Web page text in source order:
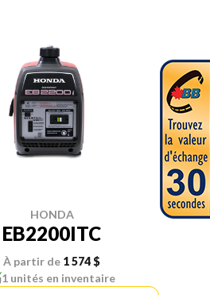
HONDA
EB2200ITC
À partir de 1 574 $
1 unités en inventaire